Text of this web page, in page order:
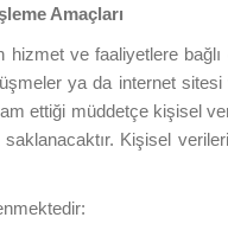
Amaçları
hizmet ve faaliyetlere
ya da internet
ettiği müddetçe kişisel
Kişisel